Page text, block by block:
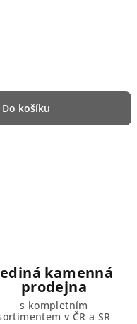
Do košíku
kamenná
prodejna
s kompletním
v ČR a SR